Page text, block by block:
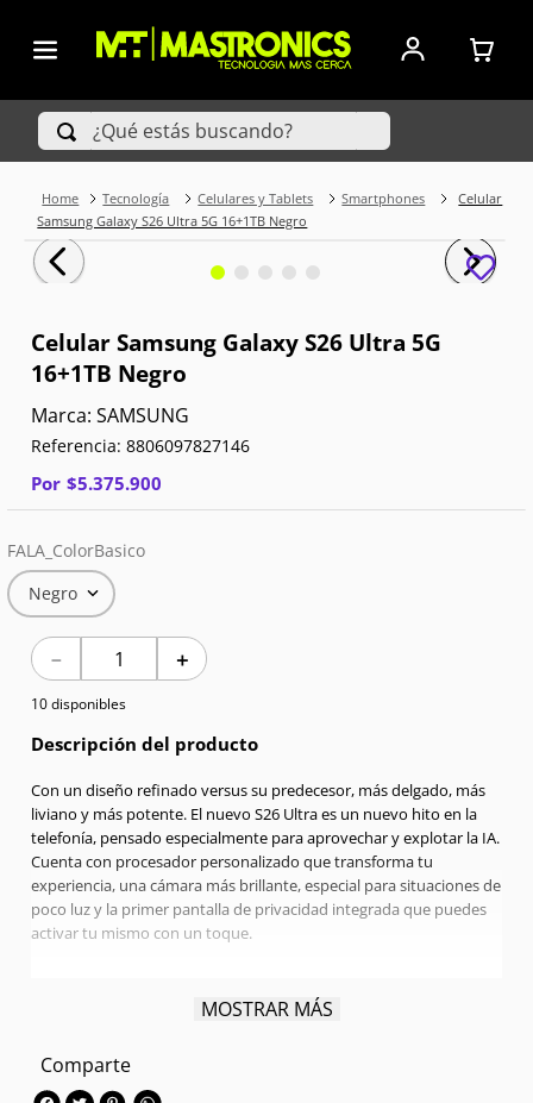
¿Qué estás buscando?
Tecnología Celulares y Tablets Smartphones
Celular
Samsung Galaxy S26 Ultra 5G 16+1TB Negro
Celular Samsung Galaxy S26 Ultra 5G
16+1TB Negro
SAMSUNG
Referencia: 8806097827146
Por $5.375.900
FALA_ColorBasico
Negro
＋
－
10 disponibles
Descripción del producto
Con un diseño refinado versus su predecesor, más delgado, más
liviano y más potente. El nuevo S26 Ultra es un nuevo hito en la
telefonía, pensado especialmente para aprovechar y explotar la IA.
Cuenta con procesador personalizado que transforma tu
experiencia, una cámara más brillante, especial para situaciones de
poco luz y la primer pantalla de privacidad integrada que puedes
activar tu mismo con un toque.
6.9" Quad HD+ | Dynamic Amorled 2X | 120 Hz
Qualcomm Snapdragon Octa-Core 4,74 GHz
Memoria interna:
Cámara trasera:
MOSTRAR MÁS
Comparte
TÉRMINOS MÁS BUSCADOS
1.
Iphone
3.
Celulares Samsung
4.
Televisores
5.
Red Magic
7.
Celulares
8.
Iphone 15 Pro Max
9.
Iphone 17
10. Audífonos